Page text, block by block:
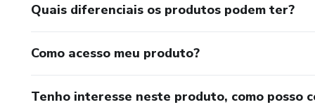
Quais diferenciais os produtos podem ter?
Como acesso meu produto?
Tenho interesse neste produto, como posso